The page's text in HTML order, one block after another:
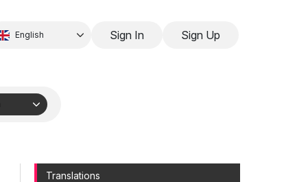
English Sign In Sign Up
Translations